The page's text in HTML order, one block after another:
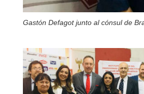
Gastón Defagot junto al cónsul de